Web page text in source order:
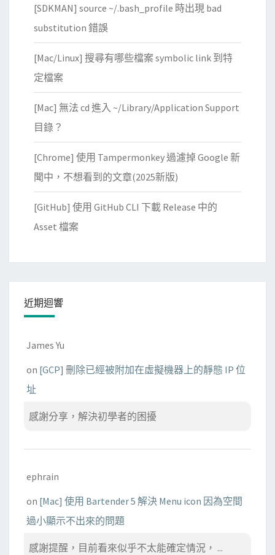
3
o
r
！
[SDKMAN] source ~/.bash_profile 時出現 bad
substitution 錯誤
[Mac/Linux] 搜尋有哪些檔案 symbolic link 到特
定檔案
[Mac] 無法 cd 進入 ~/Library/Application Support
目錄？
[Chrome] 使用 Tampermonkey 過濾掉 Google 新
聞中，不想看到的文章(2025新版)
[GitHub] 使用 GitHub CLI 下載 Release 中的
Asset 檔案
近期迴響
James Yu
on [GCP] 刪除已經被附加在虛擬機器上的靜態 IP 位
址
感謝分享，解決初學者的困擾
ephrain
on [Mac] 使用 Bartender 5 解決 Menu icon 因為空間
過小顯示不出來的問題
感謝提醒，目前看來似乎不太能確定情況， ...